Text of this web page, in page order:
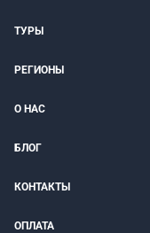
ТУРЫ
РЕГИОНЫ
О НАС
БЛОГ
КОНТАКТЫ
ОПЛАТА